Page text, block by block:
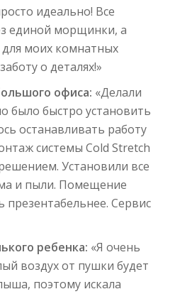
идеально! Все
единой морщинки, а
моих комнатных
о деталях!»
офиса: «Делали
было быстро установить
останавливать работу
системы Cold Stretch
Установили все
и пыли. Помещение
презентабельнее. Сервис
ребенка: «Я очень
воздух от пушки будет
поэтому искала